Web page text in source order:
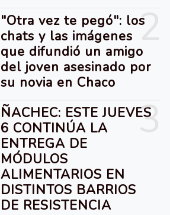
2
"Otra vez te pegó": los
chats y las imágenes
que difundió un amigo
del joven asesinado por
su novia en Chaco
3
ÑACHEC: ESTE JUEVES
6 CONTINÚA LA
ENTREGA DE
MÓDULOS
ALIMENTARIOS EN
DISTINTOS BARRIOS
DE RESISTENCIA